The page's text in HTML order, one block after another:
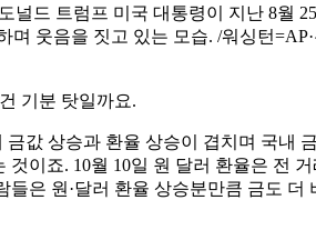
널드 트럼프 미국 대통령이 지난 8월
웃음을 짓고 있는 모습. /워싱턴=AP·
기분 탓일까요.
값 상승과 환율 상승이 겹치며 국내
이죠. 10월 10일 원 달러 환율은 전
은 원·달러 환율 상승분만큼 금도 더